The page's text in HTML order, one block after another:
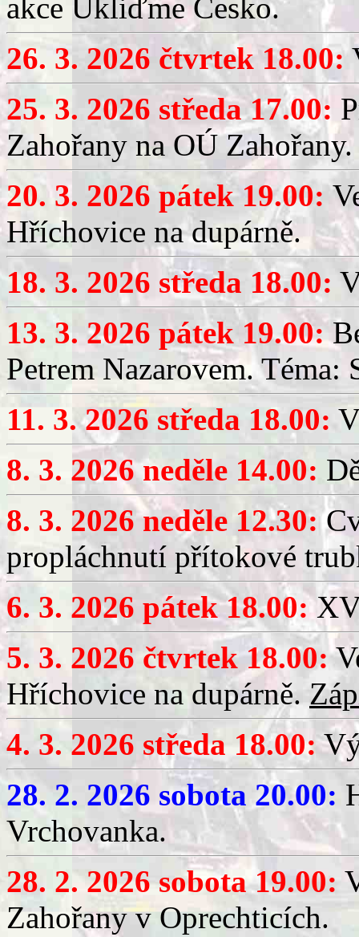
akce Ukliďme Česko.
26. 3. 2026 čtvrtek 18.00:
25. 3. 2026 středa 17.00:
Zahořany na OÚ Zahořany.
20. 3. 2026 pátek 19.00:
Hříchovice na dupárně.
18. 3. 2026 středa 18.00:
13. 3. 2026 pátek 19.00:
Petrem Nazarovem. Téma:
11. 3. 2026 středa 18.00:
8. 3. 2026 neděle 14.00:
8. 3. 2026 neděle 12.30:
propláchnutí přítokové
6. 3. 2026 pátek 18.00:
5. 3. 2026 čtvrtek 18.00:
Hříchovice na dupárně.
4. 3. 2026 středa 18.00:
28. 2. 2026 sobota 20.00:
Vrchovanka.
28. 2. 2026 sobota 19.00:
Zahořany v Oprechticích.